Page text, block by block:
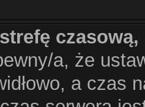
a, że
a czas